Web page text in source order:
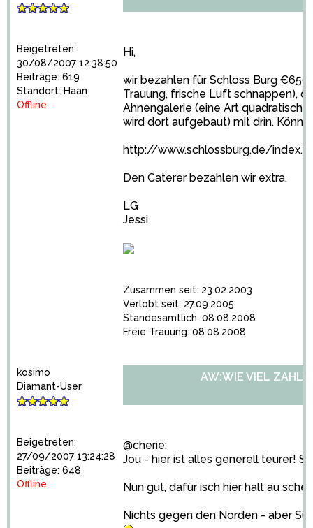
Beigetreten:
30/08/2007 12:38:50
Beiträge: 619
Standort: Haan
Offline
Hi,
wir bezahlen für Schloss Burg
Trauung, frische Luft schnappen),
Ahnengalerie (eine Art
wird dort aufgebaut) mit drin. Könnt
http://www.schlossburg.de/
Den Caterer bezahlen wir extra.
LG
Jessi
Zusammen seit: 23.02.2003
Verlobt seit: 27.09.2005
Standesamtlich: 08.08.2008
Freie Trauung: 08.08.2008
kosimo
Diamant-User
Beigetreten:
27/09/2007 13:24:28
Beiträge: 648
Offline
AW:WIE VIEL ZAHLT
@cherie:
Jou - hier ist alles generell teurer!
Nun gut, dafür isch hier halt au
Nichts gegen den Norden - aber